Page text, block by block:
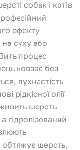
собак і котів
ефекту
суху або
процес
ковзає без
пухнастість
рідкісної олії
шерсть
гідролізований
обтяжує шерсть,